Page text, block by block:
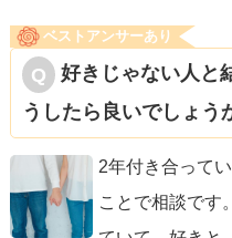
ベストアンサーあり
好きじゃない人と
うしたら良いでしょう
2年付き合って
ことで相談です